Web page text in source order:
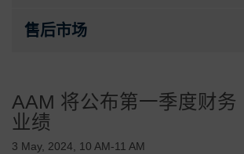
售后市场
AAM 将公布第一季度财务
业绩
3 May, 2024, 10 AM-11 AM